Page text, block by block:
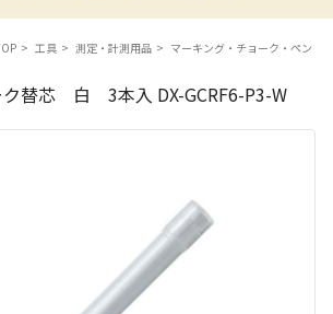
工具 測定・計測用品 マーキング・チョーク・ペン
ク替芯 白 3本入 DX-GCRF6-P3-W